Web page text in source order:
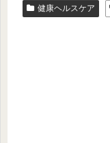
健康ヘルスケア